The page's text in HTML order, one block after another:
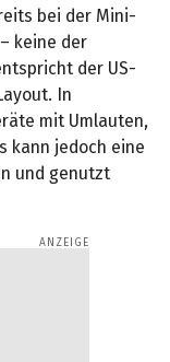
bei der Mini-
keine der
der US-
In
mit Umlauten,
kann jedoch eine
und genutzt